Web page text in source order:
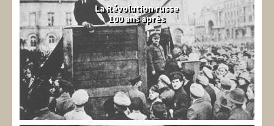
La Révolution russe
100 ans après